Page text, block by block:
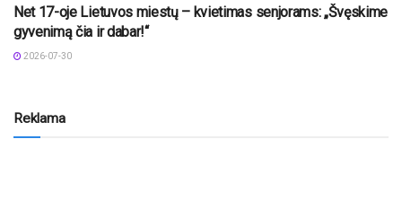
Net 17-oje Lietuvos miestų – kvietimas senjorams: „Švęskime
gyvenimą čia ir dabar!“
2026-07-30
Reklama